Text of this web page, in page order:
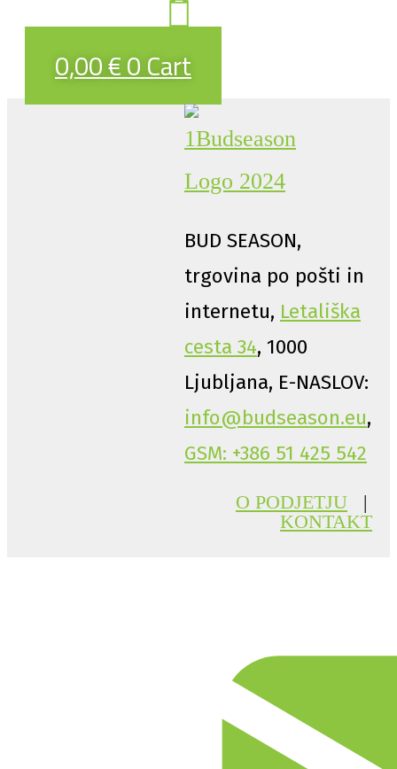
0,00€0Cart
BUD SEASON,
trgovina po pošti in
internetu, Letališka
cesta 34, 1000
Ljubljana, E-NASLOV:
info@budseason.eu,
GSM: +386 51 425 542
O PODJETJU |
KONTAKT